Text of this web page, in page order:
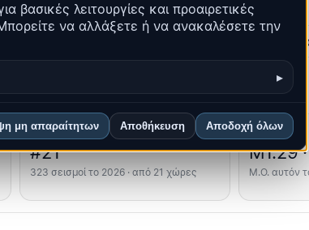
βασικές λειτουργίες και προαιρετικές
να αλλάξετε ή να ανακαλέσετε την
▸
μη απαραίτητων Αποθήκευση Αποδοχή όλων
Τα πιο
Κατάταξη χώρας
#21
323 σεισμοί το 2026 · από 21 χώρες
Μέσοι όροι
M1.29
Μ.Ο. αυτόν